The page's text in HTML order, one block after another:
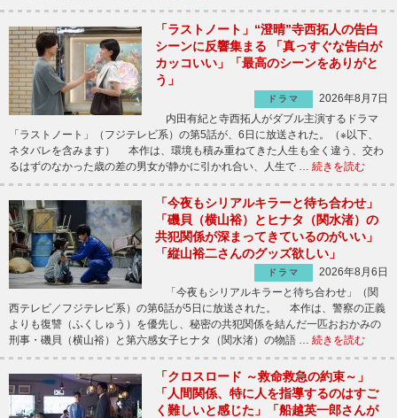
「ラストノート」“澄晴”寺西拓人の告白
シーンに反響集まる 「真っすぐな告白が
カッコいい」「最高のシーンをありがと
う」
ドラマ
2026年8月7日
内田有紀と寺西拓人がダブル主演するドラマ
「ラストノート」（フジテレビ系）の第5話が、6日に放送された。（※以下、
ネタバレを含みます） 本作は、環境も積み重ねてきた人生も全く違う、交わ
るはずのなかった歳の差の男女が静かに引かれ合い、人生で … 続きを読む
「今夜もシリアルキラーと待ち合わせ」
「磯貝（横山裕）とヒナタ（関水渚）の
共犯関係が深まってきているのがいい」
「縦山裕二さんのグッズ欲しい」
ドラマ
2026年8月6日
「今夜もシリアルキラーと待ち合わせ」（関
西テレビ／フジテレビ系）の第6話が5日に放送された。 本作は、警察の正義
よりも復讐（ふくしゅう）を優先し、秘密の共犯関係を結んだ一匹おおかみの
刑事・磯貝（横山裕）と第六感女子ヒナタ（関水渚）の物語 … 続きを読む
「クロスロード ～救命救急の約束～」
「人間関係、特に人を指導するのはすご
く難しいと感じた」「船越英一郎さんが